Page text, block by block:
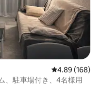
レビュー168
4.89 (168)
、駐車場付き、4名様用